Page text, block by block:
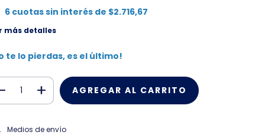
6 cuotas sin interés de $2.716,67
más detalles
te lo pierdas, es el último!
para el CP:
Medios de envío